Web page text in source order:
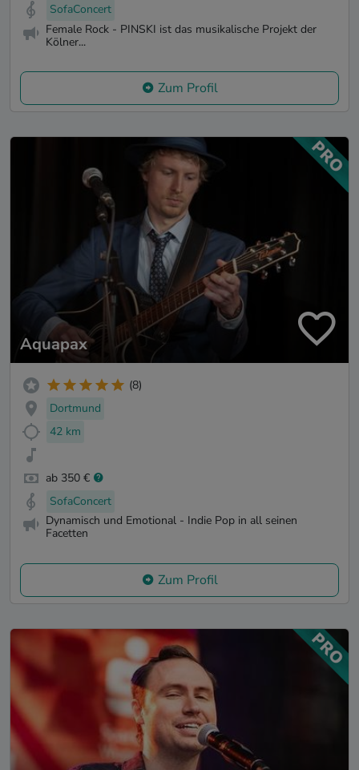
SofaConcert
Female Rock - PINSKI ist das musikalische Projekt der
Kölner...
Zum Profil
Aquapax
(8)
Dortmund
42 km
ab 350 €
SofaConcert
Dynamisch und Emotional - Indie Pop in all seinen
Facetten
Zum Profil